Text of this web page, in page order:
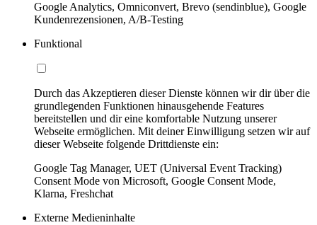
Google Analytics, Omniconvert, Brevo (sendinblue), Google
Kundenrezensionen, A/B-Testing
Funktional
Durch das Akzeptieren dieser Dienste können wir dir über die
grundlegenden Funktionen hinausgehende Features
bereitstellen und dir eine komfortable Nutzung unserer
Webseite ermöglichen. Mit deiner Einwilligung setzen wir auf
dieser Webseite folgende Drittdienste ein:
Google Tag Manager, UET (Universal Event Tracking)
Consent Mode von Microsoft, Google Consent Mode,
Klarna, Freshchat
Externe Medieninhalte